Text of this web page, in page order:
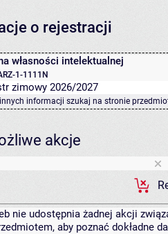
o rejestracji
własności intelektualnej
1-1111N
zimowy 2026/2027
informacji szukaj na stronie
akcje
nie udostępnia żadnej akcji
aby poznać dokładne